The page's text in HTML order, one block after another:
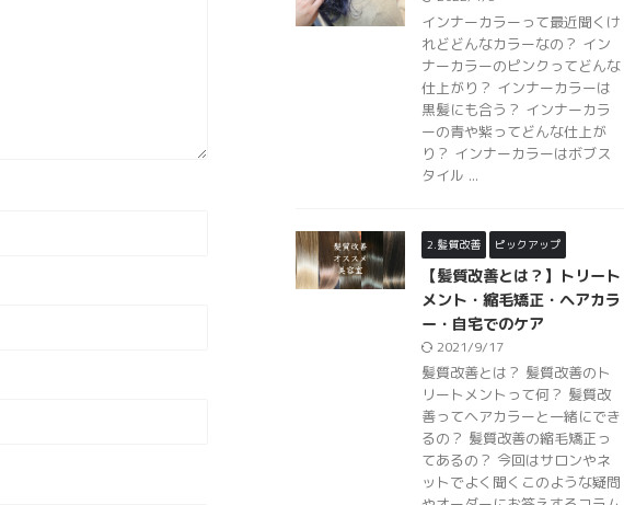
インナーカラーって最近聞くけ
れどどんなカラーなの？ イン
ナーカラーのピンクってどんな
仕上がり？ インナーカラーは
黒髪にも合う？ インナーカラ
ーの青や紫ってどんな仕上が
り？ インナーカラーはボブス
タイル ...
2.髪質改善 ピックアップ
【髪質改善とは？】トリート
メント・縮毛矯正・ヘアカラ
ー・自宅でのケア
2021/9/17
髪質改善とは？ 髪質改善のト
リートメントって何？ 髪質改
善ってヘアカラーと一緒にでき
るの？ 髪質改善の縮毛矯正っ
てあるの？ 今回はサロンやネ
ットでよく聞くこのような疑問